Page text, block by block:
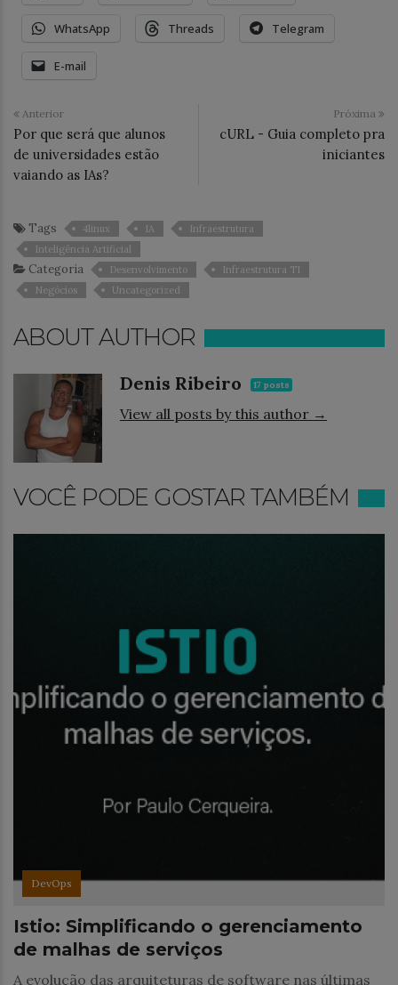
WhatsApp Threads Telegram
E-mail
Anterior
Por que será que alunos
de universidades estão
vaiando as IAs?
Próxima
cURL - Guia completo pra
iniciantes
Tags 4linux IA
Infraestrutura
Inteligência Artificial
Categoria Desenvolvimento
Infraestrutura TI
Negócios
Uncategorized
ABOUT AUTHOR
Denis Ribeiro 17 posts
View all posts by this author →
VOCÊ PODE GOSTAR TAMBÉM
DevOps
Istio: Simplificando o gerenciamento
de malhas de serviços
A evolução das arquiteturas de software nas últimas